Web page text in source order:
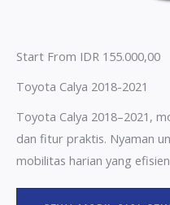
Start From IDR 155.000,00
Toyota Calya 2018-2021
Toyota Calya 2018–2021,
dan fitur praktis. Nyaman
mobilitas harian yang